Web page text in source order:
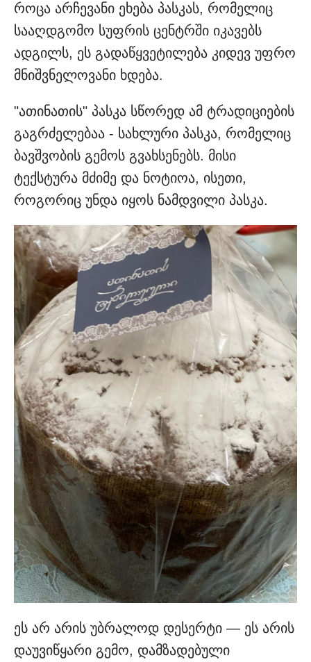
როცა არჩევანი ეხება პასკას, რომელიც
სააღდგომო სუფრის ცენტრში იკავებს
ადგილს, ეს გადაწყვეტილება კიდევ უფრო
მნიშვნელოვანი ხდება.
"ათინათის" პასკა სწორედ ამ ტრადიციების
გაგრძელებაა - სახლური პასკა, რომელიც
ბავშვობის გემოს გვახსენებს. მისი
ტექსტურა მძიმე და ნოტიოა, ისეთი,
როგორიც უნდა იყოს ნამდვილი პასკა.
ეს არ არის უბრალოდ დესერტი — ეს არის
დაუვიწყარი გემო, დამზადებული